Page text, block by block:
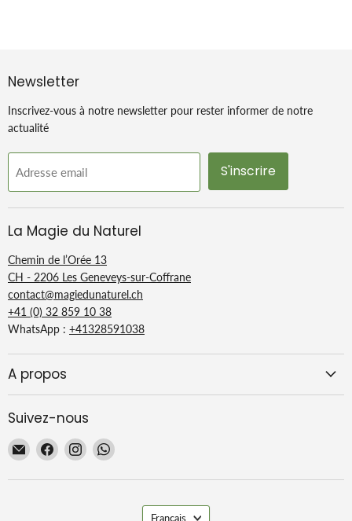
Newsletter
Inscrivez-vous à notre newsletter pour rester informer de notre
actualité
Adresse email S'inscrire
La Magie du Naturel
Chemin de l’Orée 13
CH - 2206 Les Geneveys-sur-Coffrane
contact@magiedunaturel.ch
+41 (0) 32 859 10 38
WhatsApp : +41328591038
A propos
Suivez-nous
Email
Magie
Trouvez-
nous
sur
Trouvez-
nous
sur
Trouvez-
sur
Langue
Français